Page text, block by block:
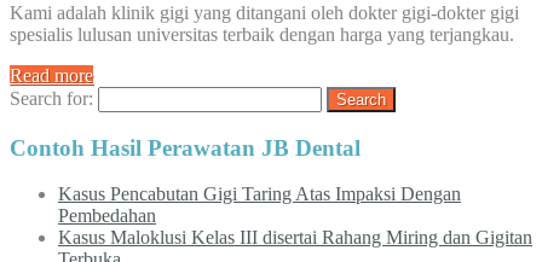
Kami adalah klinik gigi yang ditangani oleh dokter gigi-dokter gigi
spesialis lulusan universitas terbaik dengan harga yang terjangkau.
Read more
Search for:
Contoh Hasil Perawatan JB Dental
Kasus Pencabutan Gigi Taring Atas Impaksi Dengan
Pembedahan
Kasus Maloklusi Kelas III disertai Rahang Miring dan Gigitan